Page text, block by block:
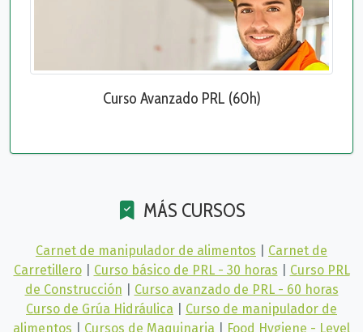
Curso Avanzado PRL (60h)
MÁS CURSOS
Carnet de manipulador de alimentos
Carnet de
Carretillero
Curso básico de PRL - 30 horas
Curso PRL
de Construcción
Curso avanzado de PRL - 60 horas
Curso de Grúa Hidráulica
Curso de manipulador de
alimentos
Cursos de Maquinaria
Food Hygiene - Level